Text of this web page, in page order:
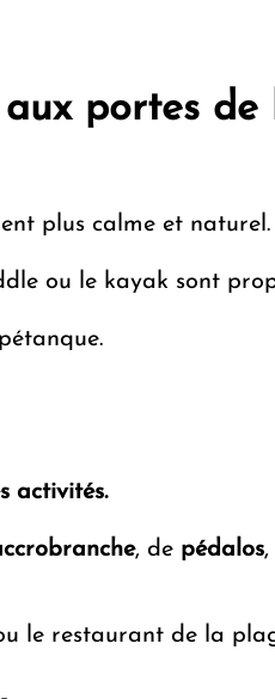
portes de
plus calme et naturel.
ou le kayak sont
activités.
, de pédalos,
le restaurant de la